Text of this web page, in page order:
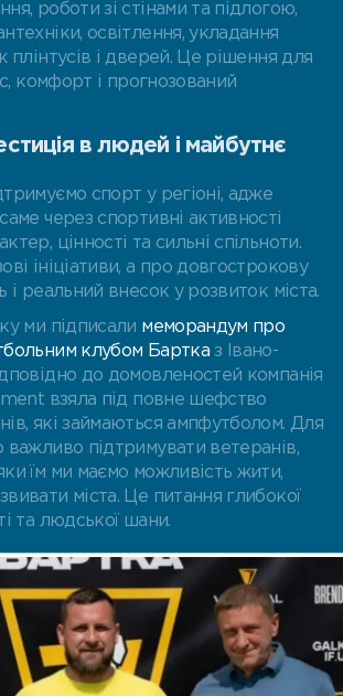
роботи зі стінами та підлогою,
освітлення, укладання
плінтусів і дверей. Це рішення для
комфорт і прогнозований
в людей і майбутнє
спорт у регіоні, адже
через спортивні активності
цінності та сильні спільноти.
ініціативи, а про довгострокову
і реальний внесок у розвиток міста.
ми підписали меморандум про
клубом Бартказ Івано-
до домовленостей компанія
взяла під повне шефство
які займаються ампфутболом. Для
важливо підтримувати ветеранів,
їм ми маємо можливість жити,
міста. Це питання глибокої
та людської шани.